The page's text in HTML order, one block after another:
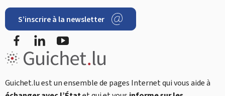
S’inscrire à la newsletter
FacebookLinkedIn
Guichet.lu est un ensemble de pages Internet qui vous aide à